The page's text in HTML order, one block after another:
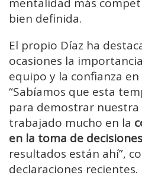
mentalidad más
bien definida.
El propio Díaz ha
ocasiones la
equipo y la confianza
“Sabíamos que esta
para demostrar nuestra
trabajado mucho en la
en la toma de
resultados están ahí”,
declaraciones recientes.